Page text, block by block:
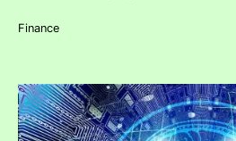
Finance